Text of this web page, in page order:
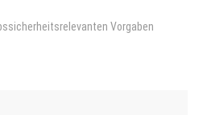
Vorgaben